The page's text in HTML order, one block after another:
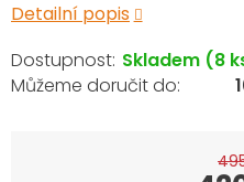
Detailní popis
Skladem (8